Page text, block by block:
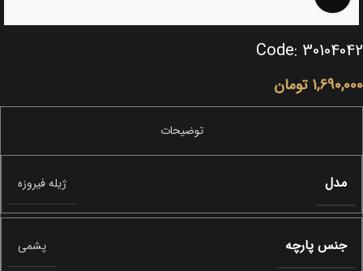
Code: 30104042
1,690,000 تومان
مدل ژیله فیروزه
جنس پارچه پشمی